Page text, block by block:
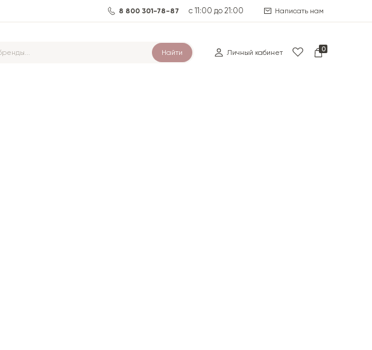
8 800 301-78-87 с 11:00 до 21:00 Написать нам
Найти Личный кабинет 0